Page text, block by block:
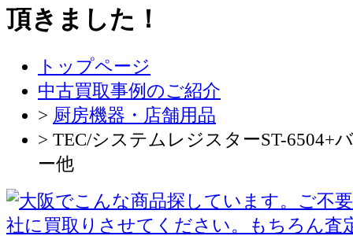
頂きました！
トップページ
中古買取事例のご紹介
> 厨房機器・店舗用品
> TEC/システムレジスターST-6504+
ー他